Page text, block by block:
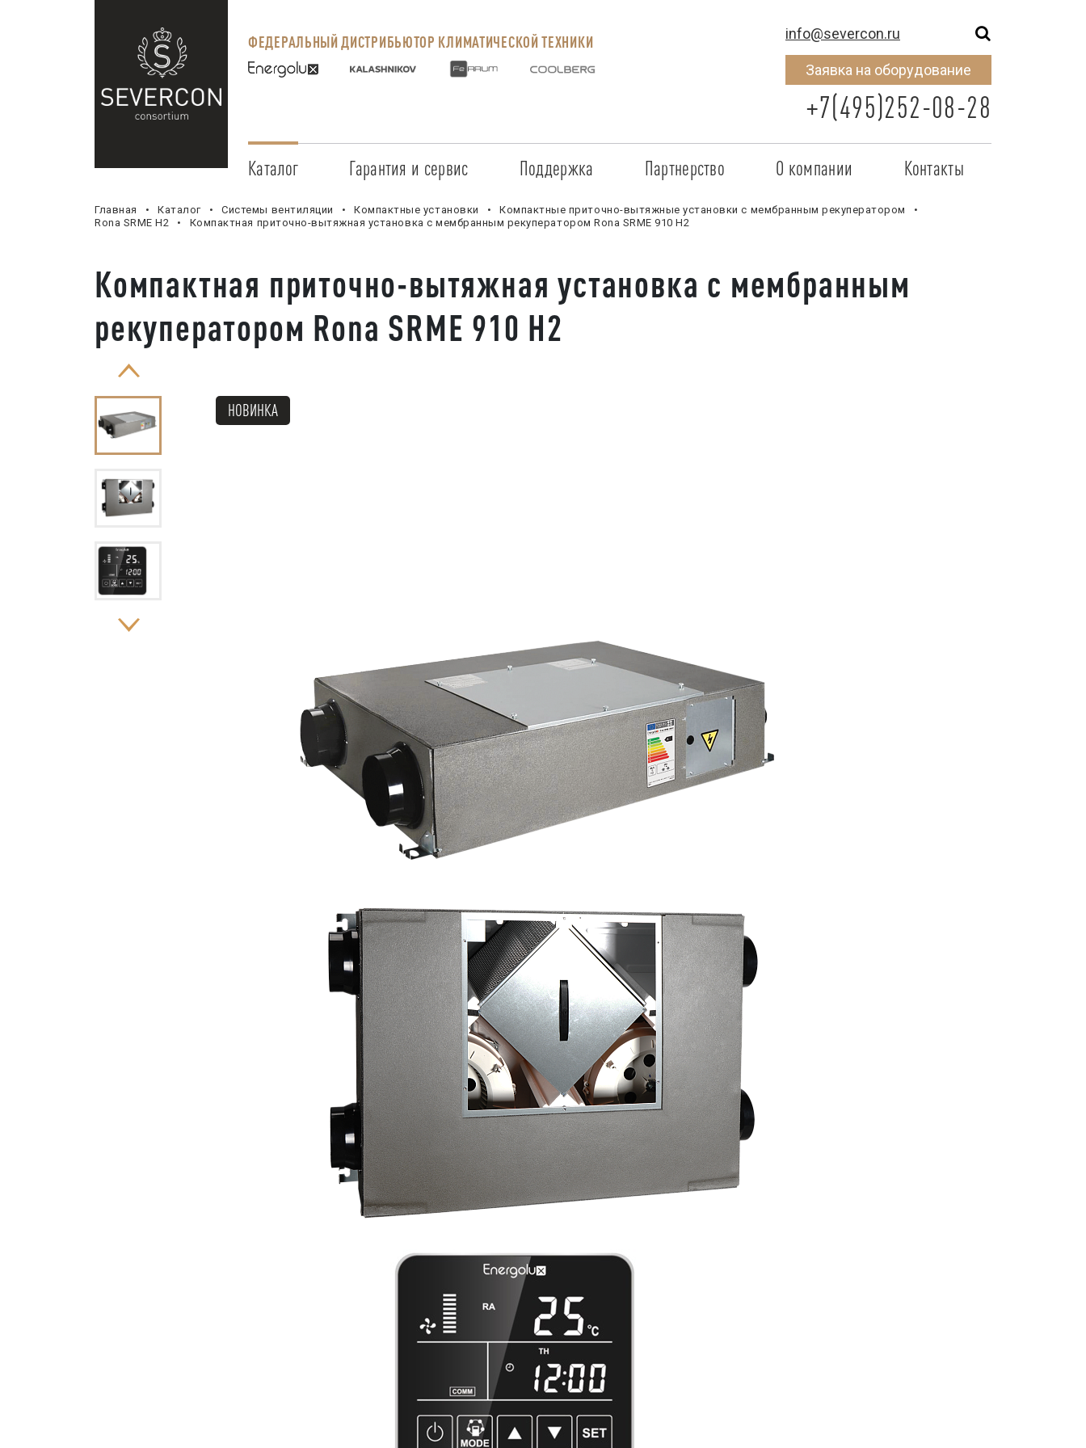
ФЕДЕРАЛЬНЫЙ ДИСТРИБЬЮТОР КЛИМАТИЧЕСКОЙ ТЕХНИКИ info@severcon.ru
Заявка на оборудование
+7(495)252-08-28
Каталог Гарантия и сервис
Сервисные центры
Прайс-лист на услуги
Заказ запчастей
Поддержка
Регистрация объекта
Документация
ПО для Energolux
Партнерство
Стать партнером
Наши партнеры
О компании
SEVERCON
Новости
Контакты
Главная Каталог Системы вентиляции Компактные установки
Компактные приточно-вытяжные установки с мембранным рекуператором
Rona SRME H2
Компактная приточно-вытяжная установка с мембранным рекуператором Rona SRME 910 H2
Компактная приточно-вытяжная установка с мембранным
рекуператором Rona SRME 910 H2
НОВИНКА